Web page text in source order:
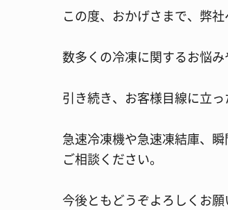
この度、おかげさまで、弊
数多くの冷凍に関するお悩
引き続き、お客様目線に立
急速冷凍機や急速凍結庫、
ご相談ください。
今後ともどうぞよろしくお願